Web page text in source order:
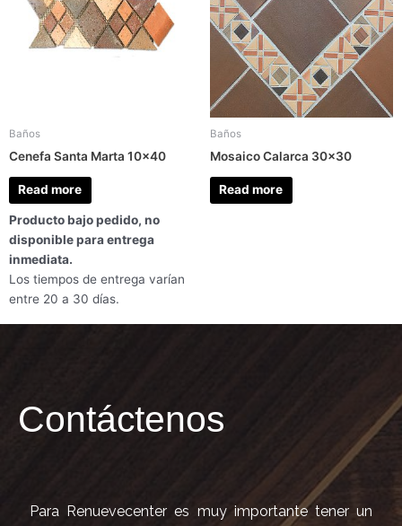
Baños
Cenefa Santa Marta 10×40
Read more
Producto bajo pedido, no
disponible para entrega
inmediata.
Los tiempos de entrega varían
entre 20 a 30 días.
Baños
Mosaico Calarca 30×30
Read more
Contáctenos
Para Renuevecenter es muy importante tener un